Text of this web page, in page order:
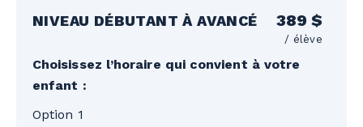
selon les jours restants, moins des frais
(50 $ + taxes ou 10 % du solde, selon le
générales et la politique de report au bas
de la page pour plus de détails.
NIVEAU DÉBUTANT À AVANCÉ 389 $
/ élève
Choisissez l’horaire qui convient à votre
enfant :
Option 1